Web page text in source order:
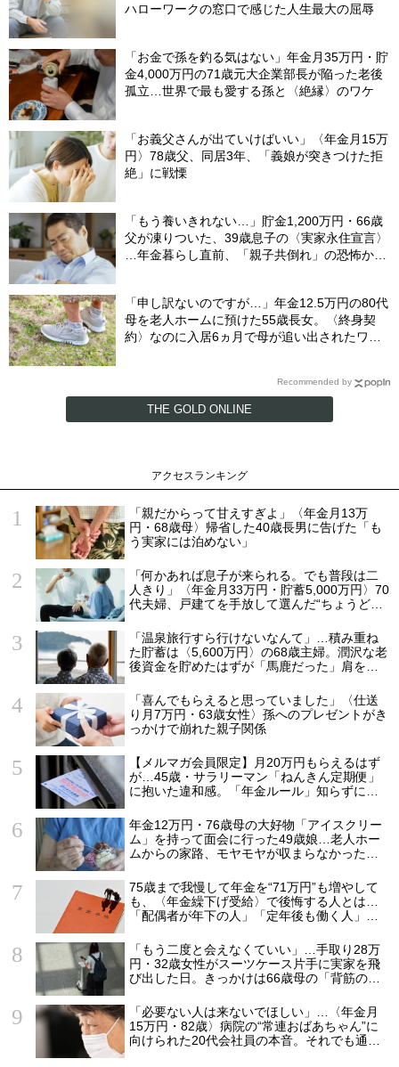
ハローワークの窓口で感じた人生最大の屈辱
「お金で孫を釣る気はない」年金月35万円・貯
金4,000万円の71歳元大企業部長が陥った老後
孤立…世界で最も愛する孫と〈絶縁〉のワケ
「お義父さんが出ていけばいい」〈年金月15万
円〉78歳父、同居3年、「義娘が突きつけた拒
絶」に戦慄
「もう養いきれない…」貯金1,200万円・66歳
父が凍りついた、39歳息子の〈実家永住宣言〉
…年金暮らし直前、「親子共倒れ」の恐怖から
「申し訳ないのですが…」年金12.5万円の80代
母を老人ホームに預けた55歳長女。〈終身契
約〉なのに入居6ヵ月で母が追い出されたワ
Recommended by
THE GOLD ONLINE
アクセスランキング
「親だからって甘えすぎよ」〈年金月13万
円・68歳母〉帰省した40歳長男に告げた「も
う実家には泊めない」
「何かあれば息子が来られる。でも普段は二
人きり」〈年金月33万円・貯蓄5,000万円〉70
代夫婦、戸建てを手放して選んだ“ちょうどい
「温泉旅行すら行けないなんて」…積み重ね
た貯蓄は〈5,600万円〉の68歳主婦。潤沢な老
後資金を貯めたはずが「馬鹿だった」肩を落
「喜んでもらえると思っていました」〈仕送
り月7万円・63歳女性〉孫へのプレゼントがき
っかけで崩れた親子関係
【メルマガ会員限定】月20万円もらえるはず
が…45歳・サラリーマン「ねんきん定期便」
に抱いた違和感。「年金ルール」知らずにそ
額に唖然「何かの間違いでは？」
年金12万円・76歳母の大好物「アイスクリー
ム」を持って面会に行った49歳娘…老人ホー
ムからの家路、モヤモヤが収まらなかったワ
75歳まで我慢して年金を“71万円”も増やして
も、〈年金繰下げ受給〉で後悔する人とは…
「配偶者が年下の人」「定年後も働く人」
説】
「もう二度と会えなくていい」…手取り28万
円・32歳女性がスーツケース片手に実家を飛
び出した日。きっかけは66歳母の「背筋の凍
「必要ない人は来ないでほしい」…〈年金月
15万円・82歳〉病院の“常連おばあちゃん”に
向けられた20代会社員の本音。それでも通い